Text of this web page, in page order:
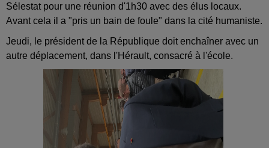
Sélestat pour une réunion d'1h30 avec des élus locaux.
Avant cela il a "pris un bain de foule" dans la cité humaniste.
Jeudi, le président de la République doit enchaîner avec un
autre déplacement, dans l'Hérault, consacré à l'école.